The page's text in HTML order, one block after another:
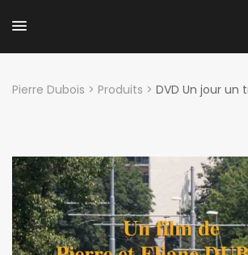
Pierre Dubois > Produits > DVD Un jour un